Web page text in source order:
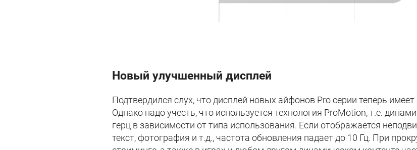
Новый улучшенный дисплей
Подтвердился слух, что дисплей новых айфонов Pro серии теперь
Однако надо учесть, что используется технология ProMotion, т.е.
герц в зависимости от типа использования. Если отображается
текст, фотография и т.д., частота обновления падает до 10 Гц. При